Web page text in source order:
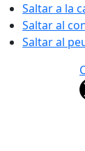
Saltar a la
Saltar al
Saltar al